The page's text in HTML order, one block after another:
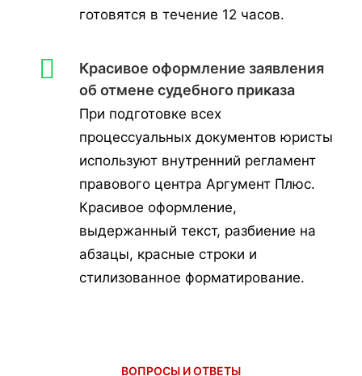
готовятся в течение 12 часов.
Красивое оформление заявления
об отмене судебного приказа
При подготовке всех
процессуальных документов юристы
используют внутренний регламент
правового центра Аргумент Плюс.
Красивое оформление,
выдержанный текст, разбиение на
абзацы, красные строки и
стилизованное форматирование.
ВОПРОСЫ И ОТВЕТЫ